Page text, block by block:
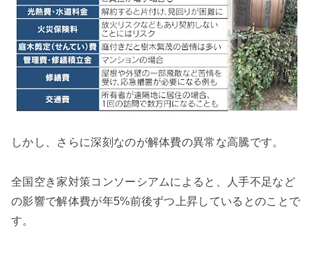
しかし、さらに深刻なのが解体費の異常な高騰です。
全国空き家対策コンソーシアムによると、人手不足など
の影響で解体費が年5%前後ずつ上昇しているとのことで
す。